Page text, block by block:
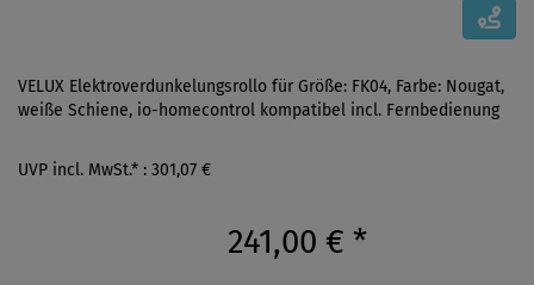
VELUX Elektroverdunkelungsrollo für Größe: FK04, Farbe: Nougat,
weiße Schiene, io-homecontrol kompatibel incl. Fernbedienung
UVP incl. MwSt.* : 301,07 €
241,00 € *